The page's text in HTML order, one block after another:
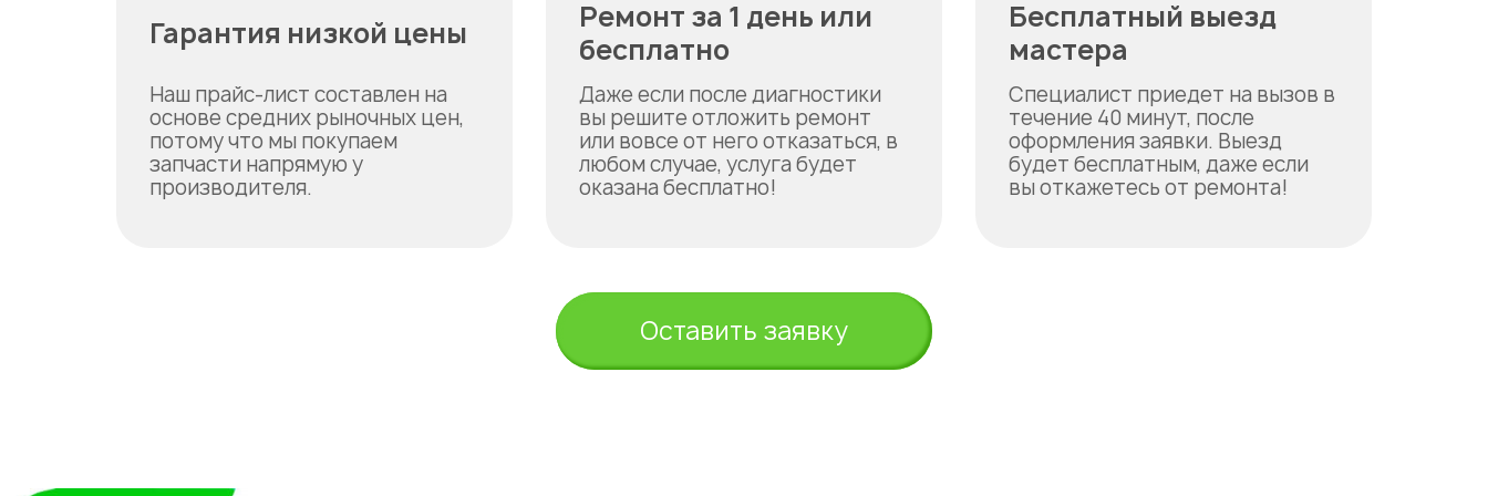
Гарантия низкой цены
Наш прайс-лист составлен на
основе средних рыночных цен,
потому что мы покупаем
запчасти напрямую у
производителя.
Ремонт за 1 день или
бесплатно
Даже если после диагностики
вы решите отложить ремонт
или вовсе от него отказаться, в
любом случае, услуга будет
оказана бесплатно!
Бесплатный выезд
мастера
Специалист приедет на вызов в
течение 40 минут, после
оформления заявки. Выезд
будет бесплатным, даже если
вы откажетесь от ремонта!
Оставить заявку